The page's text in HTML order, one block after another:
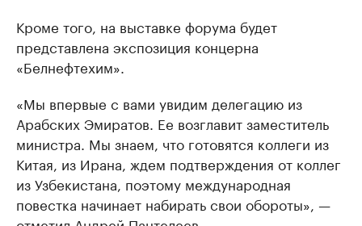
Кроме того, на выставке форума будет
представлена экспозиция концерна
«Белнефтехим».
«Мы впервые с вами увидим делегацию из
Арабских Эмиратов. Ее возглавит заместитель
министра. Мы знаем, что готовятся коллеги из
Китая, из Ирана, ждем подтверждения от коллег
из Узбекистана, поэтому международная
повестка начинает набирать свои обороты», —